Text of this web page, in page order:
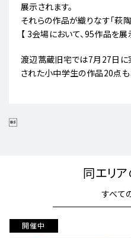
展示されます。
それらの作品が織りなす「萩
【 3会場において、95作品を展
渡辺蒿蔵旧宅では7月27日
された小中学生の作品20点も

同エリア
すべて
開催中